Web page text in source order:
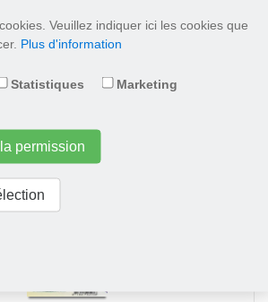
Veuillez indiquer ici les cookies que
Plus d'information
Statistiques Marketing
permission
2,25